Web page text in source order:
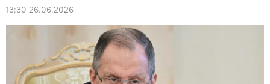
13:30 26.06.2026